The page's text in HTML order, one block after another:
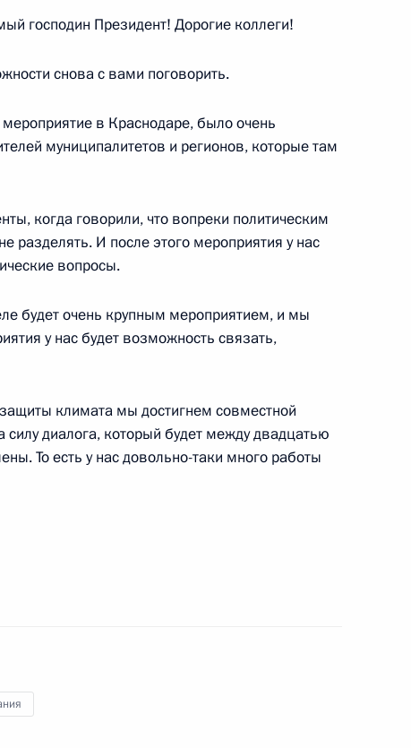
Федеративной Республики
канцлером Германии
и Франсуа Олландом
Республики
господин Президент! Дорогие коллеги!
снова с вами поговорить.
в Краснодаре, было очень
муниципалитетов и регионов, которые там
когда говорили, что вопреки политическим
разделять. И после этого мероприятия у нас
вопросы.
будет очень крупным мероприятием, и мы
у нас будет возможность связать,
климата мы достигнем совместной
диалога, который будет между двадцатью
То есть у нас довольно-таки много работы